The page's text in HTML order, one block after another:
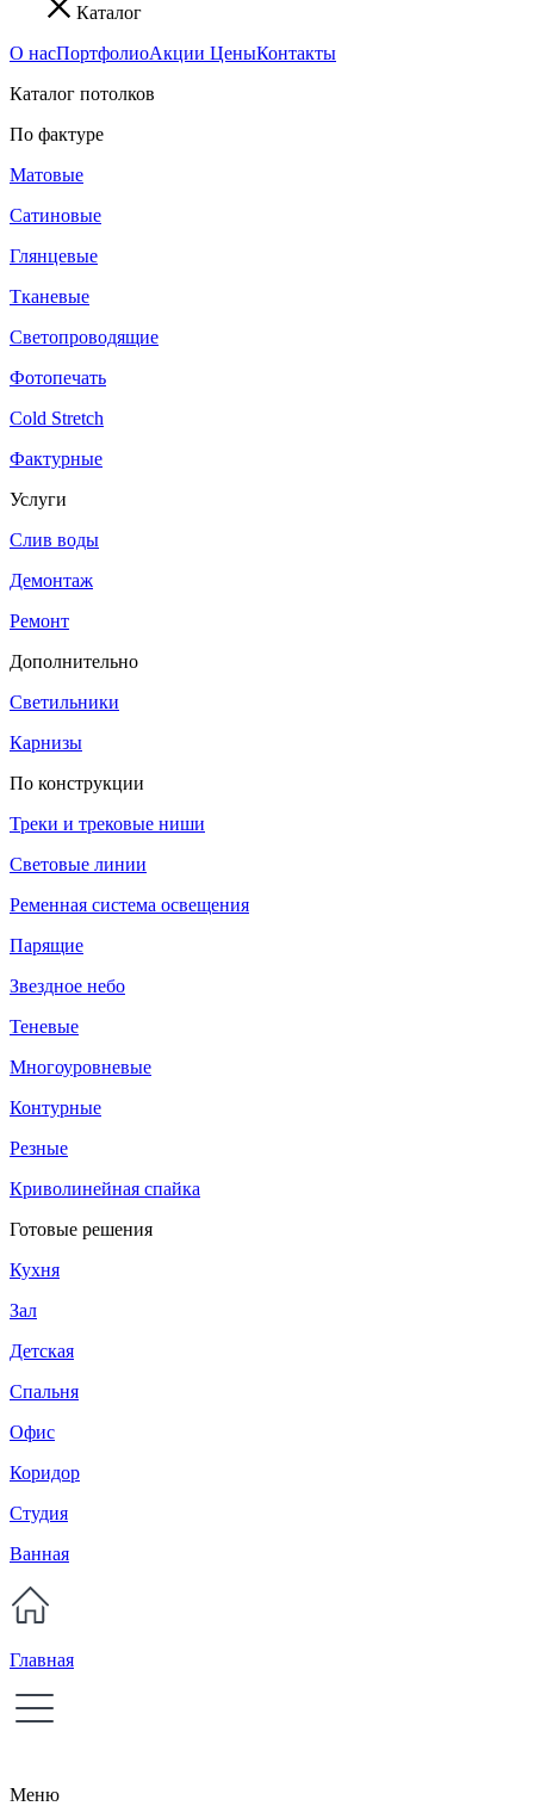
Каталог
О насПортфолиоАкции ЦеныКонтакты
Каталог потолков
По фактуре
Матовые
Сатиновые
Глянцевые
Тканевые
Светопроводящие
Фотопечать
Cold Stretch
Фактурные
Услуги
Слив воды
Демонтаж
Ремонт
Дополнительно
Светильники
Карнизы
По конструкции
Треки и трековые ниши
Световые линии
Ременная система освещения
Парящие
Звездное небо
Теневые
Многоуровневые
Контурные
Резные
Криволинейная спайка
Готовые решения
Кухня
Зал
Детская
Спальня
Офис
Коридор
Студия
Ванная
Главная
Меню